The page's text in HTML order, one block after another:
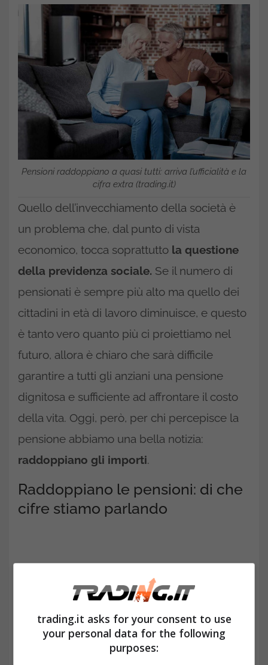
Pensioni raddoppiano a quasi tutti: arriva l’ufficialità e la
cifra extra (trading.it)
Quello dell’invecchiamento della società è
un problema che, dal punto di vista
economico, tocca soprattutto la questione
della previdenza sociale. Se il numero di
pensionati è sempre più alto ma quello dei
cittadini in età di lavoro diminuisce, e questo
è tanto vero quanto più ci proiettiamo nel
futuro, allora è chiaro che sarà difficile
garantire a tutti gli anziani una pensione
dignitosa e sufficiente ad affrontare il costo
della vita. Oggi, però, per chi percepisce la
pensione abbiamo una bella notizia:
raddoppiano gli importi.
Raddoppiano le pensioni: di che
cifre stiamo parlando
trading.it asks for your consent to use
your personal data for the following
purposes: